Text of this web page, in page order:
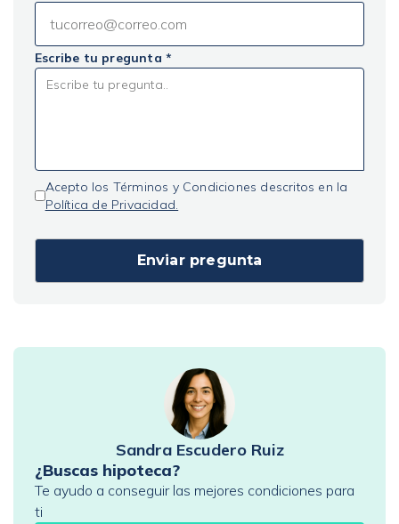
Escribe tu pregunta *
Acepto los Términos y Condiciones descritos en la
Política de Privacidad.
Sandra Escudero Ruiz
¿Buscas hipoteca?
Te ayudo a conseguir las mejores condiciones para
ti